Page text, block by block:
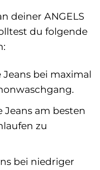
deiner ANGELS
du folgende
bei maximal
am besten
zu
bei niedriger